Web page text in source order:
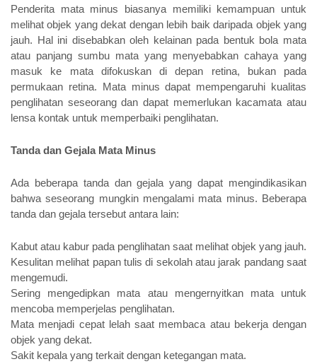
Penderita mata minus biasanya memiliki kemampuan untuk
melihat objek yang dekat dengan lebih baik daripada objek yang
jauh. Hal ini disebabkan oleh kelainan pada bentuk bola mata
atau panjang sumbu mata yang menyebabkan cahaya yang
masuk ke mata difokuskan di depan retina, bukan pada
permukaan retina. Mata minus dapat mempengaruhi kualitas
penglihatan seseorang dan dapat memerlukan kacamata atau
lensa kontak untuk memperbaiki penglihatan.
Tanda dan Gejala Mata Minus
Ada beberapa tanda dan gejala yang dapat mengindikasikan
bahwa seseorang mungkin mengalami mata minus. Beberapa
tanda dan gejala tersebut antara lain:
Kabut atau kabur pada penglihatan saat melihat objek yang jauh.
Kesulitan melihat papan tulis di sekolah atau jarak pandang saat
mengemudi.
Sering mengedipkan mata atau mengernyitkan mata untuk
mencoba memperjelas penglihatan.
Mata menjadi cepat lelah saat membaca atau bekerja dengan
objek yang dekat.
Sakit kepala yang terkait dengan ketegangan mata.